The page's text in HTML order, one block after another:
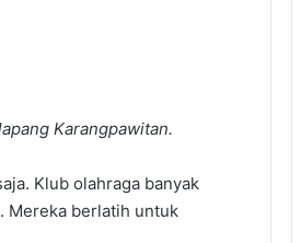
Karangpawitan.
Klub olahraga banyak
Mereka berlatih untuk